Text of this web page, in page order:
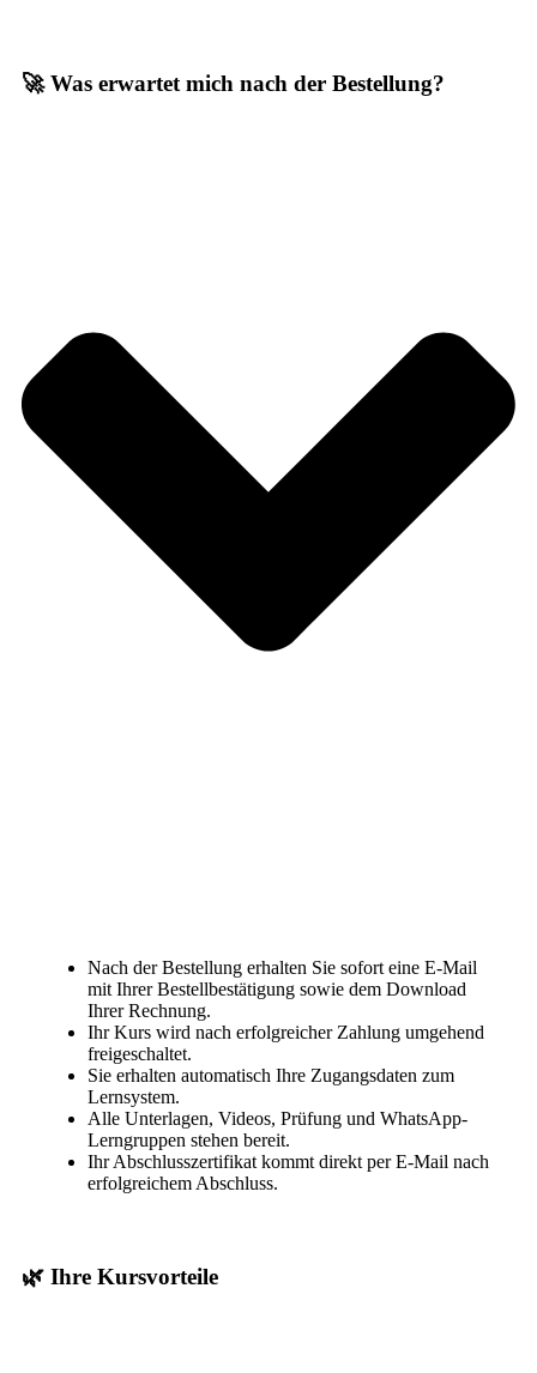
🚀 Was erwartet mich nach der Bestellung?
Nach der Bestellung erhalten Sie sofort eine E-Mail
mit Ihrer Bestellbestätigung sowie dem Download
Ihrer Rechnung.
Ihr Kurs wird nach erfolgreicher Zahlung umgehend
freigeschaltet.
Sie erhalten automatisch Ihre Zugangsdaten zum
Lernsystem.
Alle Unterlagen, Videos, Prüfung und WhatsApp-
Lerngruppen stehen bereit.
Ihr Abschlusszertifikat kommt direkt per E-Mail nach
erfolgreichem Abschluss.
🌿 Ihre Kursvorteile